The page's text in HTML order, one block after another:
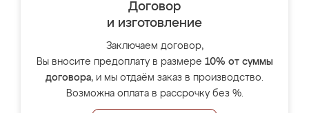
Договор
и изготовление
Заключаем договор,
Вы вносите предоплату в размере 10% от суммы
договора, и мы отдаём заказ в производство.
Возможна оплата в рассрочку без %.